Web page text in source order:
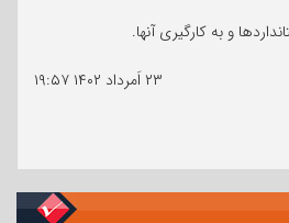
و به کارگیری آنها.
۲۳ اَمرداد ۱۴۰۲
۱۹:۵۷